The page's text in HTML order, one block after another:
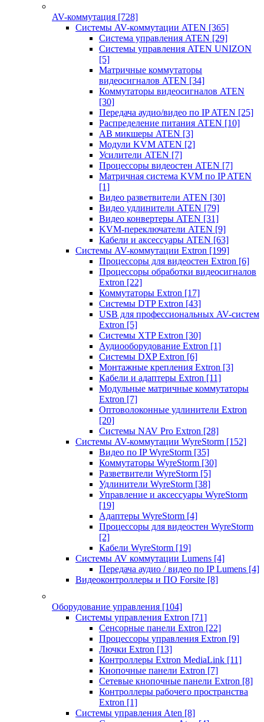
AV-коммутация [728]
Системы AV-коммутации ATEN [365]
Система управления ATEN [29]
Системы управления ATEN UNIZON
[5]
Матричные коммутаторы
видеосигналов ATEN [34]
Коммутаторы видеосигналов ATEN
[30]
Передача аудио/видео по IP ATEN [25]
Распределение питания ATEN [10]
АВ микшеры ATEN [3]
Модули KVM ATEN [2]
Усилители ATEN [7]
Процессоры видеостен ATEN [7]
Матричная система KVM по IP ATEN
[1]
Видео разветвители ATEN [30]
Видео удлинители ATEN [79]
Видео конвертеры ATEN [31]
KVM-переключатели ATEN [9]
Кабели и аксессуары ATEN [63]
Системы AV-коммутации Extron [199]
Процессоры для видеостен Extron [6]
Процессоры обработки видеосигналов
Extron [22]
Коммутаторы Extron [17]
Системы DTP Extron [43]
USB для профессиональных AV-систем
Extron [5]
Системы XTP Extron [30]
Аудиооборудование Extron [1]
Системы DXP Extron [6]
Монтажные крепления Extron [3]
Кабели и адаптеры Extron [11]
Модульные матричные коммутаторы
Extron [7]
Оптоволоконные удлинители Extron
[20]
Системы NAV Pro Extron [28]
Системы AV-коммутации WyreStorm [152]
Видео по IP WyreStorm [35]
Коммутаторы WyreStorm [30]
Разветвители WyreStorm [5]
Удлинители WyreStorm [38]
Управление и аксессуары WyreStorm
[19]
Адаптеры WyreStorm [4]
Процессоры для видеостен WyreStorm
[2]
Кабели WyreStorm [19]
Системы AV коммутации Lumens [4]
Передача аудио / видео по IP Lumens [4]
Видеоконтроллеры и ПО Forsite [8]
Оборудование управления [104]
Системы управления Extron [71]
Сенсорные панели Extron [22]
Процессоры управления Extron [9]
Лючки Extron [13]
Контроллеры Extron MediaLink [11]
Кнопочные панели Extron [7]
Сетевые кнопочные панели Extron [8]
Контроллеры рабочего пространства
Extron [1]
Системы управления Aten [8]